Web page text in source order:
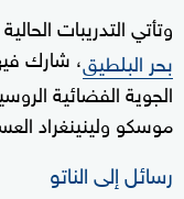
وتأتي التدريبات
بحر البلطيق، شارك
الجوية الفضائية
موسكو ولينينغراد
رسائل إلى الناتو